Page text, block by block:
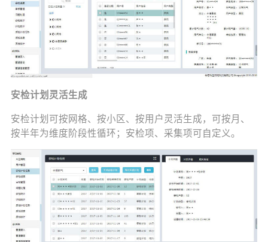
安检计划灵活生成
安检计划可按网格、按小区、按用户灵活生成，可按月、
按半年为维度阶段性循环；安检项、采集项可自定义。